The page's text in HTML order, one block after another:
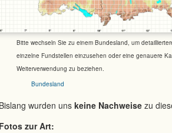
Bitte wechseln Sie zu einem Bundesland, um
einzelne Fundstellen einzusehen oder eine genauere
Weiterverwendung zu beziehen.
Bundesland
wurden uns keine Nachweise zu
zur Art: